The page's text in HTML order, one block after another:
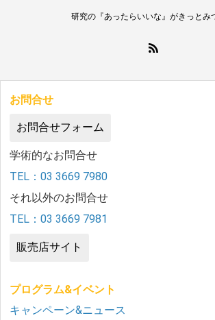
研究の『あったらいいな』がきっとみ
お問合せ
お問合せフォーム
学術的なお問合せ
TEL：03 3669 7980
それ以外のお問合せ
TEL：03 3669 7981
販売店サイト
プログラム&イベント
キャンペーン&ニュース